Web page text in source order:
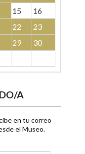
15
16
22
23
29
30
A
en tu correo
el Museo.